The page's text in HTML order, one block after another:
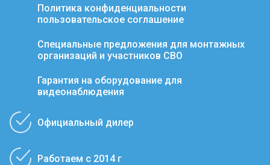
Политика конфиденциальности
пользовательское соглашение
Специальные предложения для монтажных
организаций и участников СВО
Гарантия на оборудование для
видеонаблюдения
Официальный дилер
Работаем с 2014 г